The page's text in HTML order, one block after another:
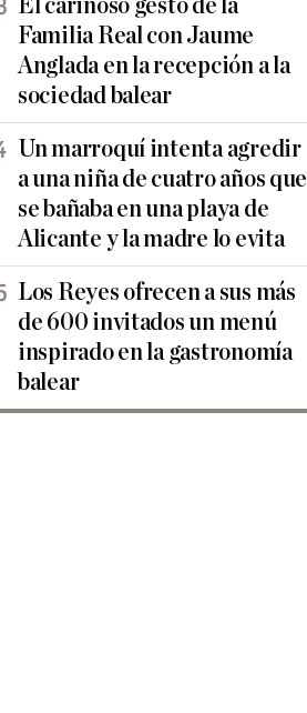
El cariñoso gesto de la
Familia Real con Jaume
Anglada en la recepción a la
sociedad balear
Un marroquí intenta agredir
a una niña de cuatro años que
se bañaba en una playa de
Alicante y la madre lo evita
Los Reyes ofrecen a sus más
de 600 invitados un menú
inspirado en la gastronomía
balear